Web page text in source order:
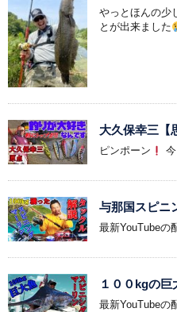
やっとほんの少
とが出来ました
大久保幸三【
ピンポーン
与那国スピニ
最新YouTubeの
１００kgの巨
最新YouTubeの